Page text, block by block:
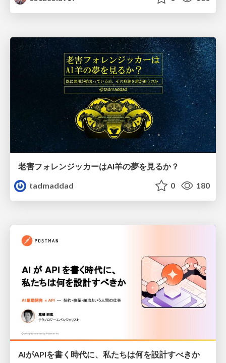
老害フォレンジッカーはAI羊の夢を見るか？
tadmaddad
0 180
AIがAPIを書く時代に、私たちは何を設計すべきか